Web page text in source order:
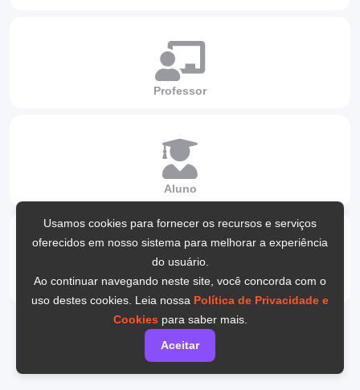
Usamos cookies para fornecer os recursos e serviços
oferecidos em nosso sistema para melhorar a experiência
do usuário.
Ao continuar navegando neste site, você concorda com o
uso destes cookies. Leia nossa Política de Privacidade e
Cookies para saber mais.
Aceitar
Professor
Aluno
Biblioteca